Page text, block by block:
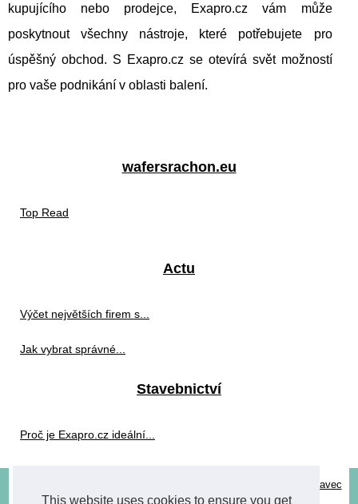
This website uses cookies to ensure you get
kupujícího nebo prodejce, Exapro.cz vám může
poskytnout všechny nástroje, které potřebujete pro
úspěšný obchod. S Exapro.cz se otevírá svět možností
pro vaše podnikání v oblasti balení.
wafersrachon.eu
Top Read
Actu
Výčet největších firem s...
Jak vybrat správné...
Stavebnictví
Proč je Exapro.cz ideální...
Site réalisé avec
SPIP-Espace Privé